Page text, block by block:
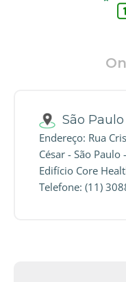
São Paulo
Endereço: Rua
César - São Paulo
Edifício Core
Telefone: (11)